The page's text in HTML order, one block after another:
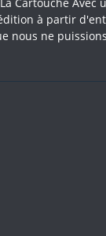
à partir
nous ne